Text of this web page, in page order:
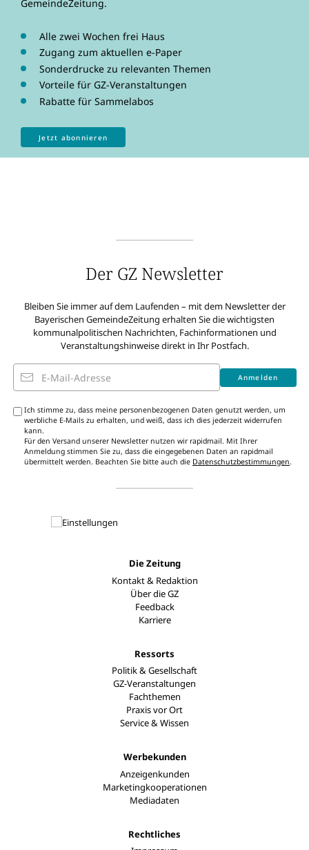
GemeindeZeitung.
Alle zwei Wochen frei Haus
Zugang zum aktuellen e-Paper
Sonderdrucke zu relevanten Themen
Vorteile für GZ-Veranstaltungen
Rabatte für Sammelabos
Jetzt abonnieren
Der GZ Newsletter
Bleiben Sie immer auf dem Laufenden – mit dem Newsletter der
Bayerischen GemeindeZeitung erhalten Sie die wichtigsten
kommunalpolitischen Nachrichten, Fachinformationen und
Veranstaltungshinweise direkt in Ihr Postfach.
E-Mail-Adresse
Anmelden
Ich stimme zu, dass meine personenbezogenen Daten genutzt werden, um
werbliche E-Mails zu erhalten, und weiß, dass ich dies jederzeit widerrufen
kann.
Für den Versand unserer Newsletter nutzen wir rapidmail. Mit Ihrer
Anmeldung stimmen Sie zu, dass die eingegebenen Daten an rapidmail
übermittelt werden. Beachten Sie bitte auch die Datenschutzbestimmungen.
Die Zeitung
Kontakt & Redaktion
Über die GZ
Feedback
Karriere
Ressorts
Politik & Gesellschaft
GZ-Veranstaltungen
Fachthemen
Praxis vor Ort
Service & Wissen
Werbekunden
Anzeigenkunden
Marketingkooperationen
Mediadaten
Rechtliches